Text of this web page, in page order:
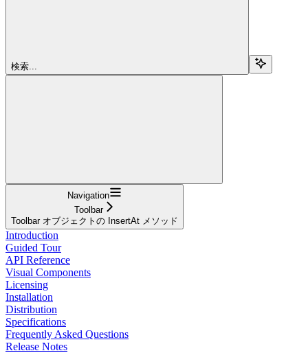
検索...
Navigation
Toolbar
Toolbar オブジェクトの InsertAt メソッド
Introduction
Guided Tour
API Reference
Visual Components
Licensing
Installation
Distribution
Specifications
Frequently Asked Questions
Release Notes